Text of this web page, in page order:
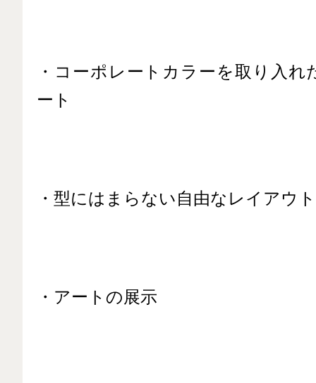
・コーポレートカラーを取り入れ
ート
・型にはまらない自由なレイアウト
・アートの展示